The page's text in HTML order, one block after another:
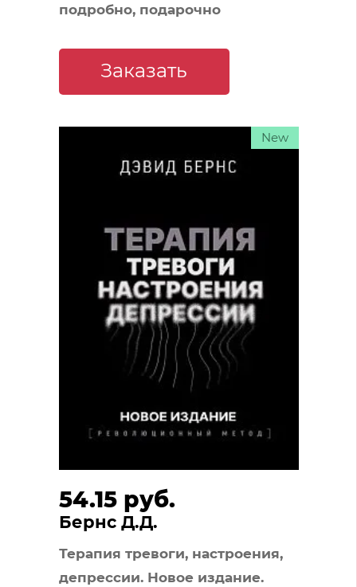
подробно, подарочно
Заказать
54.15 руб.
Бернс Д.Д.
Терапия тревоги, настроения,
депрессии. Новое издание.
New